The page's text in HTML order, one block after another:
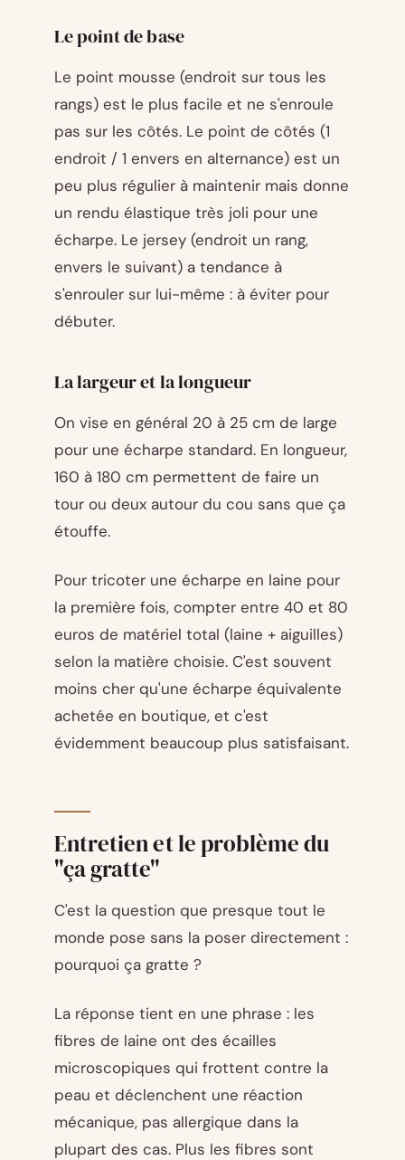
Le point de base
Le point mousse (endroit sur tous les
rangs) est le plus facile et ne s'enroule
pas sur les côtés. Le point de côtés (1
endroit / 1 envers en alternance) est un
peu plus régulier à maintenir mais donne
un rendu élastique très joli pour une
écharpe. Le jersey (endroit un rang,
envers le suivant) a tendance à
s'enrouler sur lui-même : à éviter pour
débuter.
La largeur et la longueur
On vise en général 20 à 25 cm de large
pour une écharpe standard. En longueur,
160 à 180 cm permettent de faire un
tour ou deux autour du cou sans que ça
étouffe.
Pour tricoter une écharpe en laine pour
la première fois, compter entre 40 et 80
euros de matériel total (laine + aiguilles)
selon la matière choisie. C'est souvent
moins cher qu'une écharpe équivalente
achetée en boutique, et c'est
évidemment beaucoup plus satisfaisant.
Entretien et le problème du
"ça gratte"
C'est la question que presque tout le
monde pose sans la poser directement :
pourquoi ça gratte ?
La réponse tient en une phrase : les
fibres de laine ont des écailles
microscopiques qui frottent contre la
peau et déclenchent une réaction
mécanique, pas allergique dans la
plupart des cas. Plus les fibres sont